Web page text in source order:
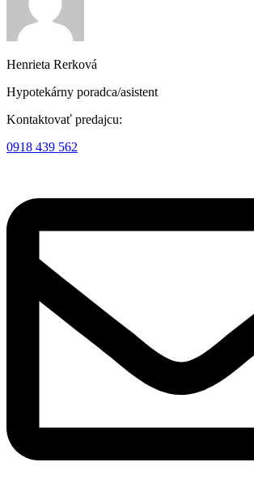
Henrieta Rerková
Hypotekárny poradca/asistent
Kontaktovať predajcu:
0918 439 562